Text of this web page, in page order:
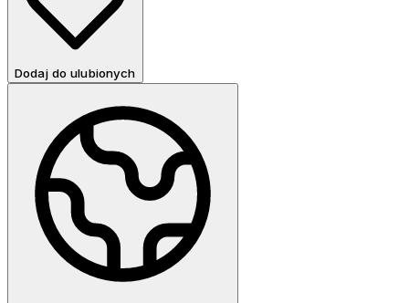
Dodaj do ulubionych